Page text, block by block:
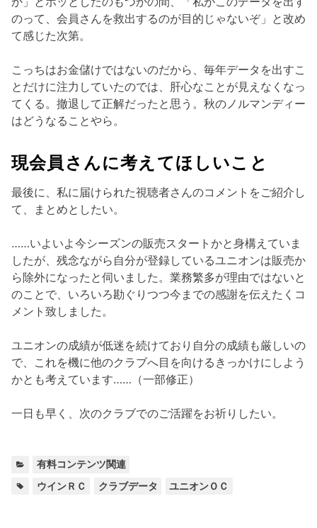
のって、会員さんを救出するのが目的じゃないぞ」と改め
て感じた次第。
こっちはお金儲けではないのだから、毎年データを出すこ
とだけに注力していたのでは、肝心なことが見えなくなっ
てくる。撤退して正解だったと思う。秋のノルマンディー
はどうなることやら。
現会員さんに考えてほしいこと
最後に、私に届けられた視聴者さんのコメントをご紹介し
て、まとめとしたい。
……いよいよ今シーズンの販売スタートかと身構えていま
したが、残念ながら自分が登録しているユニオンは販売か
ら除外になったと伺いました。業務繁多が理由ではないと
のことで、いろいろ勘ぐりつつ今までの感謝を伝えたくコ
メント致しました。
ユニオンの成績が低迷を続けており自分の成績も厳しいの
で、これを機に他のクラブへ目を向けるきっかけにしよう
かとも考えています……（一部修正）
一日も早く、次のクラブでのご活躍をお祈りしたい。
ゴ
有料コンテンツ関連
ウインＲＣ クラブデータ ユニオンＯＣ